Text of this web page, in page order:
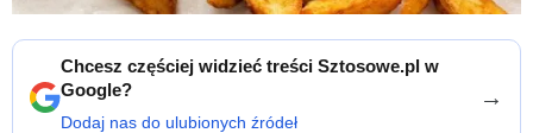
Chcesz częściej widzieć treści Sztosowe.pl w
Google?
Dodaj nas do ulubionych źródeł
→